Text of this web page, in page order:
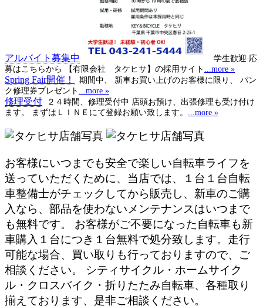
アルバイト募集中
学生歓迎 応
募はこちらから 【有限会社 タケヒサ】の採用サイト ...more »
Spring Fair開催！
期間中、 新車お買い上げのお客様に限り、 パン
ク修理券プレゼント ...more »
修理受付
２４時間、修理受付中 店頭お預け、出張修理も受け付け
ます。 まずはＬＩＮＥにて登録お願い致します。 ...more »
お客様にいつまでも安全で楽しい自転車ライフを
送っていただくために、当店では、１台１台自転
車整備士がチェックしてから販売し、新車のご購
入なら、部品を使わないメンテナンスはいつまで
も無料です。 お客様がご不要になった自転車も新
車購入１台につき１台無料で処分致します。走行
可能な場合、買い取りも行っておりますので、ご
相談ください。 シティサイクル・ホームサイク
ル・クロスバイク・折りたたみ自転車、各種取り
揃えております、是非ご相談ください。